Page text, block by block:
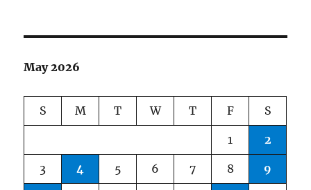
May 2026
S M T W T F S
1 2
3 4 5 6 7 8 9